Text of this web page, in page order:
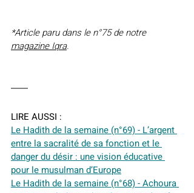
*Article paru dans le n°75 de notre
magazine Iqra.
LIRE AUSSI :
Le Hadith de la semaine (n°69) - L’argent
entre la sacralité de sa fonction et le
danger du désir : une vision éducative
pour le musulman d’Europe
Le Hadith de la semaine (n°68) - Achoura